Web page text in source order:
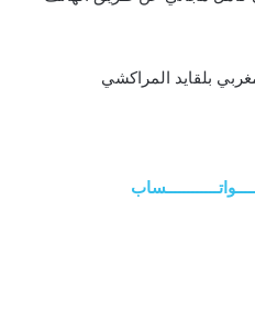
بلقايد المراكشي